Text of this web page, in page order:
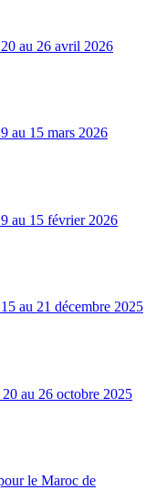
au 26 avril 2026
au 15 mars 2026
au 15 février 2026
au 21 décembre 2025
au 26 octobre 2025
le Maroc de